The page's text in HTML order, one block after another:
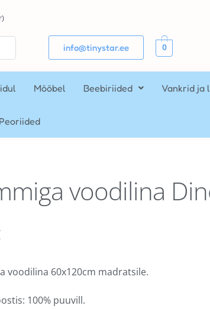
info@tinystar.ee 0
Mööbel Beebiriided Vankrid ja
Peoriided
voodilina
voodilina 60x120cm madratsile.
100% puuvill.